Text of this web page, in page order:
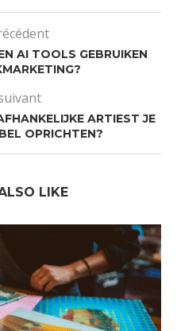
AI TOOLS GEBRUIKEN
ARTIEST JE
OPRICHTEN?
LIKE